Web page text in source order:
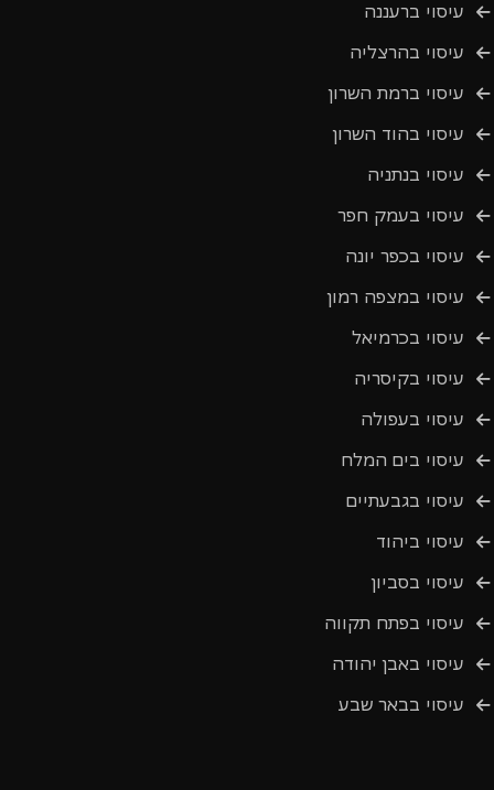
עיסוי ברעננה
עיסוי בהרצליה
עיסוי ברמת השרון
עיסוי בהוד השרון
עיסוי בנתניה
עיסוי בעמק חפר
עיסוי בכפר יונה
עיסוי במצפה רמון
עיסוי בכרמיאל
עיסוי בקיסריה
עיסוי בעפולה
עיסוי בים המלח
עיסוי בגבעתיים
עיסוי ביהוד
עיסוי בסביון
עיסוי בפתח תקווה
עיסוי באבן יהודה
עיסוי בבאר שבע